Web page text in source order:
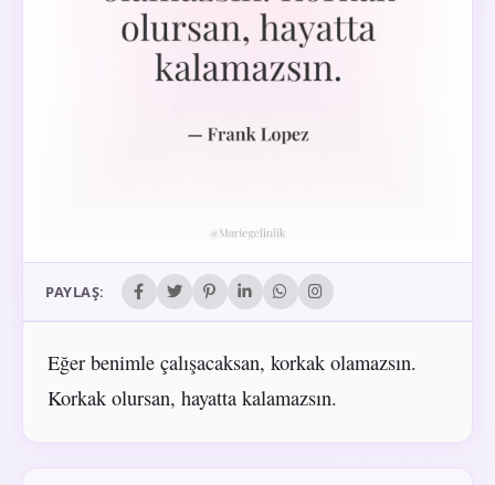
PAYLAŞ:
Eğer benimle çalışacaksan, korkak olamazsın.
Korkak olursan, hayatta kalamazsın.